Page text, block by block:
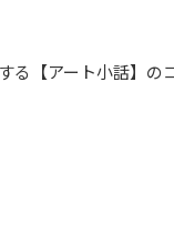
【アート小話】の